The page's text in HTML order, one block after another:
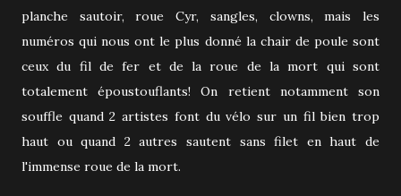
planche sautoir, roue Cyr, sangles, clowns, mais les
numéros qui nous ont le plus donné la chair de poule sont
ceux du fil de fer et de la roue de la mort qui sont
totalement époustouflants! On retient notamment son
souffle quand 2 artistes font du vélo sur un fil bien trop
haut ou quand 2 autres sautent sans filet en haut de
l'immense roue de la mort.